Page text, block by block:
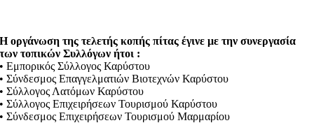
Η οργάνωση της τελετής κοπής πίτας έγινε με την συνεργασία
των τοπικών Συλλόγων ήτοι :
• Εμπορικός Σύλλογος Καρύστου
• Σύνδεσμος Επαγγελματιών Βιοτεχνών Καρύστου
• Σύλλογος Λατόμων Καρύστου
• Σύλλογος Επιχειρήσεων Τουρισμού Καρύστου
• Σύνδεσμος Επιχειρήσεων Τουρισμού Μαρμαρίου